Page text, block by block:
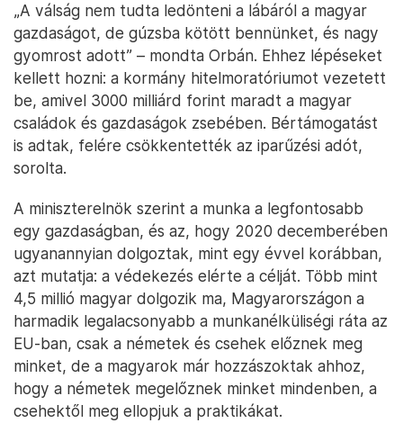
„A válság nem tudta ledönteni a lábáról a magyar
gazdaságot, de gúzsba kötött bennünket, és nagy
gyomrost adott” – mondta Orbán. Ehhez lépéseket
kellett hozni: a kormány hitelmoratóriumot vezetett
be, amivel 3000 milliárd forint maradt a magyar
családok és gazdaságok zsebében. Bértámogatást
is adtak, felére csökkentették az iparűzési adót,
sorolta.
A miniszterelnök szerint a munka a legfontosabb
egy gazdaságban, és az, hogy 2020 decemberében
ugyanannyian dolgoztak, mint egy évvel korábban,
azt mutatja: a védekezés elérte a célját. Több mint
4,5 millió magyar dolgozik ma, Magyarországon a
harmadik legalacsonyabb a munkanélküliségi ráta az
EU-ban, csak a németek és csehek előznek meg
minket, de a magyarok már hozzászoktak ahhoz,
hogy a németek megelőznek minket mindenben, a
csehektől meg ellopjuk a praktikákat.